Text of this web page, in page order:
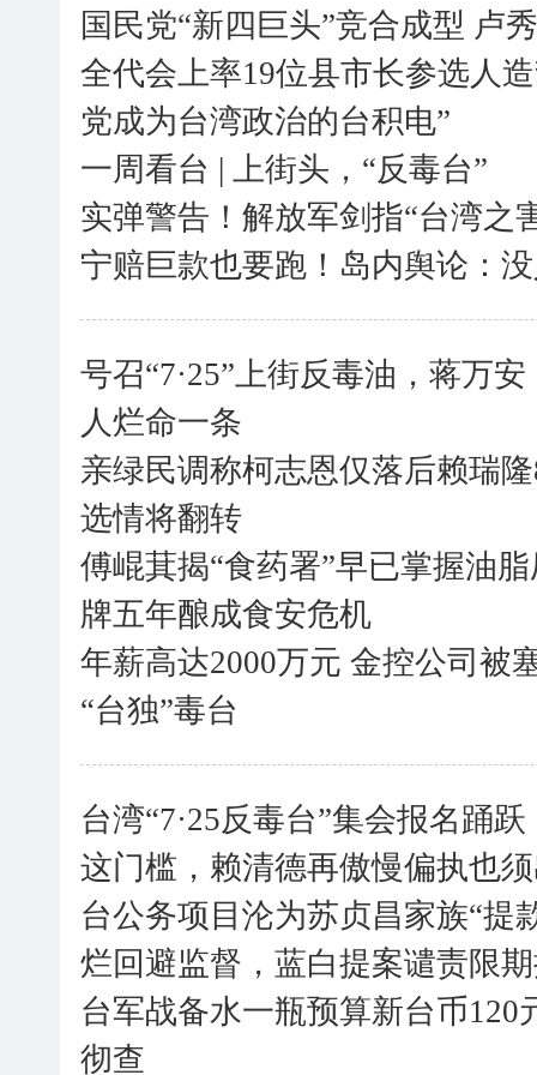
国民党“新四巨头”竞合成型 卢
全代会上率19位县市长参选人
党成为台湾政治的台积电”
一周看台 | 上街头，“反毒台”
实弹警告！解放军剑指“台湾之
宁赔巨款也要跑！岛内舆论：
号召“7·25”上街反毒油，蒋万
人烂命一条
亲绿民调称柯志恩仅落后赖瑞
选情将翻转
傅崐萁揭“食药署”早已掌握油
牌五年酿成食安危机
年薪高达2000万元 金控公司被
“台独”毒台
台湾“7·25反毒台”集会报名踊
这门槛，赖清德再傲慢偏执也
台公务项目沦为苏贞昌家族“提
烂回避监督，蓝白提案谴责限
台军战备水一瓶预算新台币120
彻查